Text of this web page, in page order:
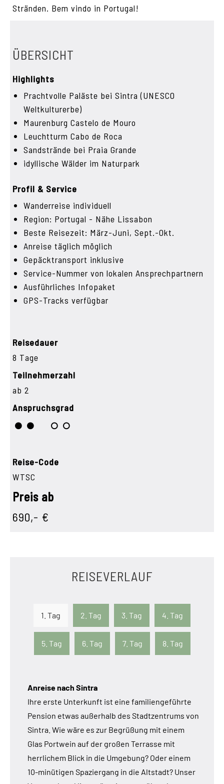
Stränden. Bem vindo in Portugal!
ÜBERSICHT
Highlights
Prachtvolle Paläste bei Sintra (UNESCO
Weltkulturerbe)
Maurenburg Castelo de Mouro
Leuchtturm Cabo de Roca
Sandstrände bei Praia Grande
idyllische Wälder im Naturpark
Profil & Service
Wanderreise individuell
Region: Portugal - Nähe Lissabon
Beste Reisezeit: März-Juni, Sept.-Okt.
Anreise täglich möglich
Gepäcktransport inklusive
Service-Nummer von lokalen Ansprechpartnern
Ausführliches Infopaket
GPS-Tracks verfügbar
Reisedauer
8 Tage
Teilnehmerzahl
ab 2
Anspruchsgrad
Reise-Code
WTSC
Preis ab
690,- €
REISEVERLAUF
1. Tag 2. Tag 3. Tag 4. Tag
5. Tag 6. Tag 7. Tag 8. Tag
Anreise nach Sintra
Ihre erste Unterkunft ist eine familiengeführte
Pension etwas außerhalb des Stadtzentrums von
Sintra. Wie wäre es zur Begrüßung mit einem
Glas Portwein auf der großen Terrasse mit
herrlichem Blick in die Umgebung? Oder einem
10-minütigen Spaziergang in die Altstadt? Unser